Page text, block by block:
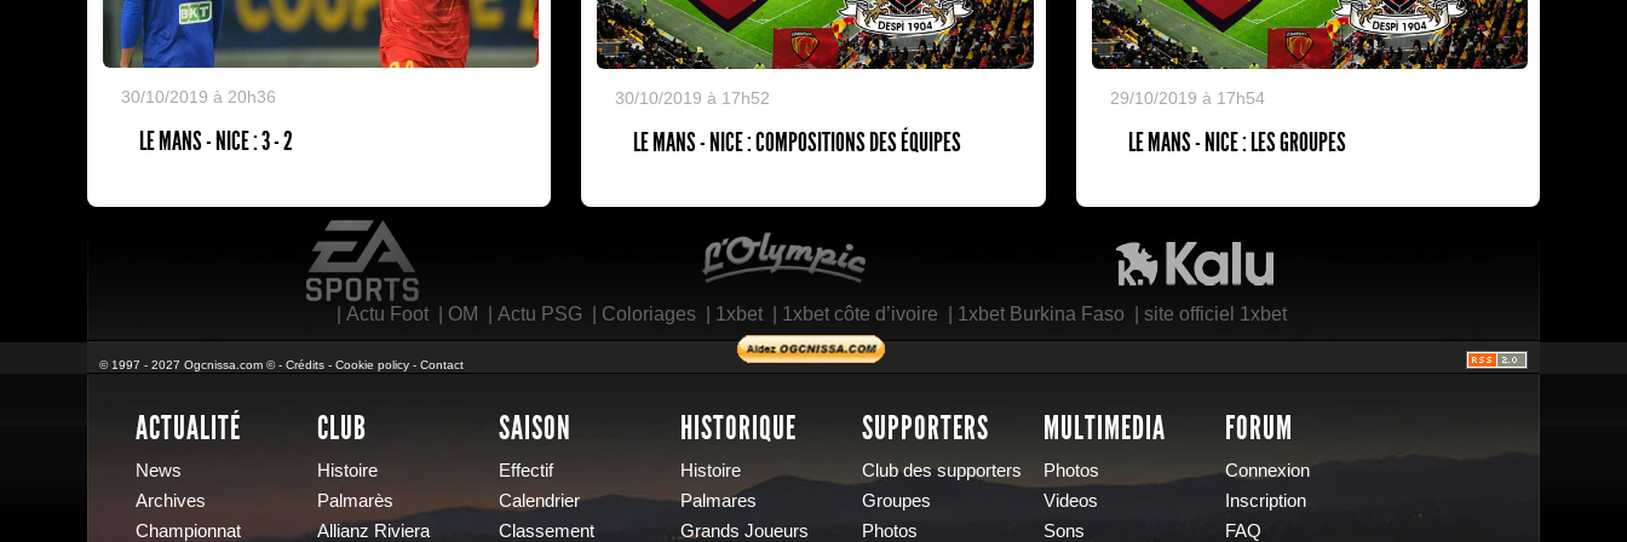
30/10/2019 à 20h36
LE MANS - NICE : 3 - 2
30/10/2019 à 17h52
LE MANS - NICE : COMPOSITIONS DES ÉQUIPES
29/10/2019 à 17h54
LE MANS - NICE : LES GROUPES
Actu Foot| OM Actu PSG| Coloriages| 1xbet| 1xbet côte d’ivoire 1xbet Burkina Faso site officiel 1xbet
© 1997 - 2027 Ogcnissa.com © - Crédits - Cookie policy - Contact
ACTUALITÉ
News
Archives
Championnat
CLUB
Histoire
Palmarès
Allianz Riviera
SAISON
Effectif
Calendrier
Classement
HISTORIQUE
Histoire
Palmares
Grands Joueurs
SUPPORTERS
Club des supporters
Groupes
Photos
MULTIMEDIA
Photos
Videos
Sons
FORUM
Connexion
Inscription
FAQ